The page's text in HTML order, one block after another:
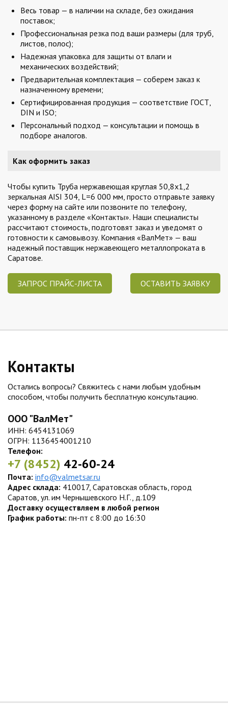
Весь товар — в наличии на складе, без ожидания
поставок;
Профессиональная резка под ваши размеры (для труб,
листов, полос);
Надежная упаковка для защиты от влаги и
механических воздействий;
Предварительная комплектация — соберем заказ к
назначенному времени;
Сертифицированная продукция — соответствие ГОСТ,
DIN и ISO;
Персональный подход — консультации и помощь в
подборе аналогов.
Как оформить заказ
Чтобы купить Труба нержавеющая круглая 50,8х1,2
зеркальная AISI 304, L=6 000 мм, просто отправьте заявку
через форму на сайте или позвоните по телефону,
указанному в разделе «Контакты». Наши специалисты
рассчитают стоимость, подготовят заказ и уведомят о
готовности к самовывозу. Компания «ВалМет» — ваш
надежный поставщик нержавеющего металлопроката в
Саратове.
ЗАПРОС ПРАЙС-ЛИСТА ОСТАВИТЬ ЗАЯВКУ
Контакты
Остались вопросы? Свяжитесь с нами любым удобным
способом, чтобы получить бесплатную консультацию.
ООО "ВалМет"
ИНН: 6454131069
ОГРН: 1136454001210
Телефон:
+7 (8452) 42-60-24
Почта: info@valmetsar.ru
Адрес склада: 410017, Саратовская область, город
Саратов, ул. им Чернышевского Н.Г., д.109
Доставку осуществляем в любой регион
График работы: пн-пт с 8:00 до 16:30